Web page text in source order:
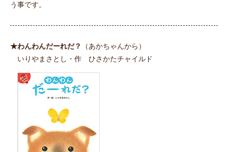
う事です。
★わんわんだーれだ？
（あかちゃんから）
いりやまさとし・作 ひさかたチャイルド